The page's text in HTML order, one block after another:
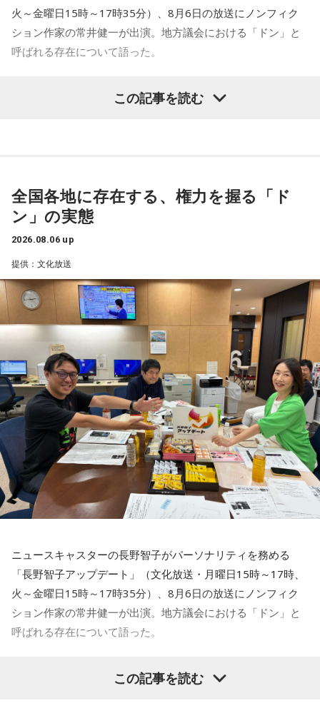
んにも会えたんですよ。それで、その次の日にライブをし
て、家族が観に来てくれて、帰ったという大阪ライフでした
ね。
「551の豚まんがあるとき？ ないとき？」っていうCMがある
リスナーちゃんはそのことを言ってくれていて、それも楽し
かった！ 私も大阪に行く前から「みんなでやれたら楽しいだ
ろうな」と思っていたから、そういうこともできて楽しかっ
たですね！ 来てくれてありがとう！
----------------------------------------------------
この日の放送をradikoタイムフリーで聴く
※放送エリア外の方は、プレミアム会員の登録でご利用いた
----------------------------------------------------
＜番組概要＞
番組名：SCHOOL OF LOCK!
パーソナリティ：アンジー校長（アンジェリーナ1/3・
Gacharic Spin）、たんぼ教頭（溝上たんぼ）
放送日時：月曜～木曜 22:00～23:55／金曜 22:00～22:55
番組Webサイト：https://www.tfm.co.jp/lock/
番組公式X：@sol_info
火～金曜日15時～17時35分）、8月6日の放送にノンフィク
ション作家の常井健一が出演。地方議会における「ドン」と
呼ばれる存在について語った。
長ポストをめぐる現金授受疑惑です。その渦中にいる藏内勇
常井健一「『ドン』はスペイン語に由来する外来語です。ボ
スよりもさらにスケールの大きな権力者を示す言葉として定
着しました。いま、ドンとして注目されるのが福岡県議会の
藏内議長。福岡県内には一昔前から『福岡三国志』という言
葉がありまして。現在は麻生太郎さん、武田良太さん、そし
て藏内さんが熾烈な権力闘争を繰り広げています」
長野「藏内さんだけ県議、ということですね」
常井「なぜ1人の地方議員が永田町の大物にも匹敵する大きな
力を持ったのか。きょうは福岡を入口に、全国に共通するド
ンの条件を探ります。私、10年ほど前に全国各地の地方選挙
を取材していたとき、どこへ行ってもドンと呼ばれる地元の
権力者がいたんですね。どういう人かというと、だいたい経
済力があって抜群に選挙が強くて。地元の首長や国会議員よ
りも発言力がある人です」
長野「はい」
常井「中には、かつての野中広務さんや森山𥙿さんのように
50を過ぎてから国政に進んだドンもいる。ではどういった状
況がそろうとドンが生まれるか。第1の条件は、圧倒的な他薦
です。藏内さんって県議10期。40年近く県議会にいるわけで
す」
この記事を読む
全国各地に存在する、権力を握る「ド
ン」の実態
2026.08.06 up
提供：文化放送
ニュースキャスターの長野智子がパーソナリティを務める
「長野智子アップデート」（文化放送・月曜日15時～17時、
火～金曜日15時～17時35分）、8月6日の放送にノンフィク
ション作家の常井健一が出演。地方議会における「ドン」と
呼ばれる存在について語った。
長ポストをめぐる現金授受疑惑です。その渦中にいる藏内勇
この記事を読む